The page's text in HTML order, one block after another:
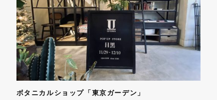
ボタニカルショップ「東京ガーデン」